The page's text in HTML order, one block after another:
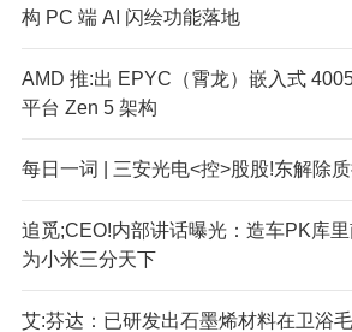
构 PC 端 AI 闪绘功能落地
AMD 推:出 EPYC（霄龙）嵌入式
平台 Zen 5 架构
每日一词 | 三安光电<控>股股!东解除
追觅;CEO!内部讲话曝光：造车PK库
为小米三分天下
艾:芬达：已研发出石墨烯材料在卫浴